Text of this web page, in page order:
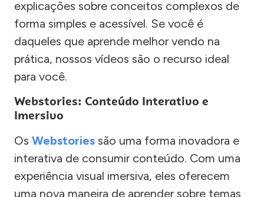
explicações sobre conceitos complexos de
forma simples e acessível. Se você é
daqueles que aprende melhor vendo na
prática, nossos vídeos são o recurso ideal
para você.
Webstories: Conteúdo Interativo e
Imersivo
Os Webstories são uma forma inovadora e
interativa de consumir conteúdo. Com uma
experiência visual imersiva, eles oferecem
uma nova maneira de aprender sobre temas